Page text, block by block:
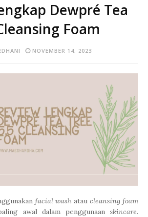
Dewpré Tea
Foam
NOVEMBER 14, 2023
facial wash ataucleansing foam
awal dalam penggunaanskincare.